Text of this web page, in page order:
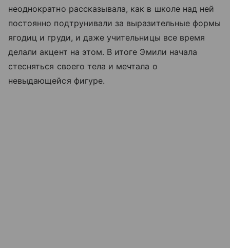
неоднократно рассказывала, как в школе над ней
постоянно подтрунивали за выразительные формы
ягодиц и груди, и даже учительницы все время
делали акцент на этом. В итоге Эмили начала
стесняться своего тела и мечтала о
невыдающейся фигуре.